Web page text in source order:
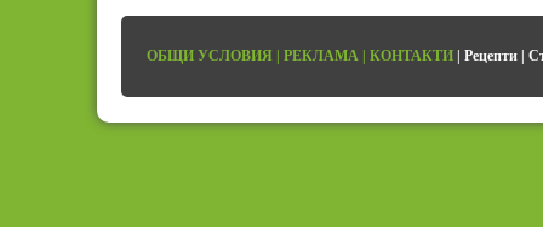
ОБЩИ УСЛОВИЯ РЕКЛАМА КОНТАКТИ Рецепти